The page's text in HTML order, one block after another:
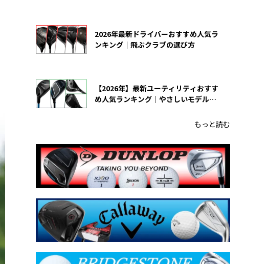
2026年最新ドライバーおすすめ人気ラ
ンキング｜飛ぶクラブの選び方
【2026年】最新ユーティリティおすす
め人気ランキング｜やさしいモデルの
もっと読む